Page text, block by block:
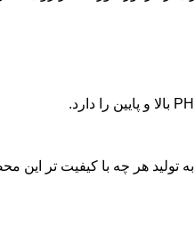
به تولید هر چه با کیفیت